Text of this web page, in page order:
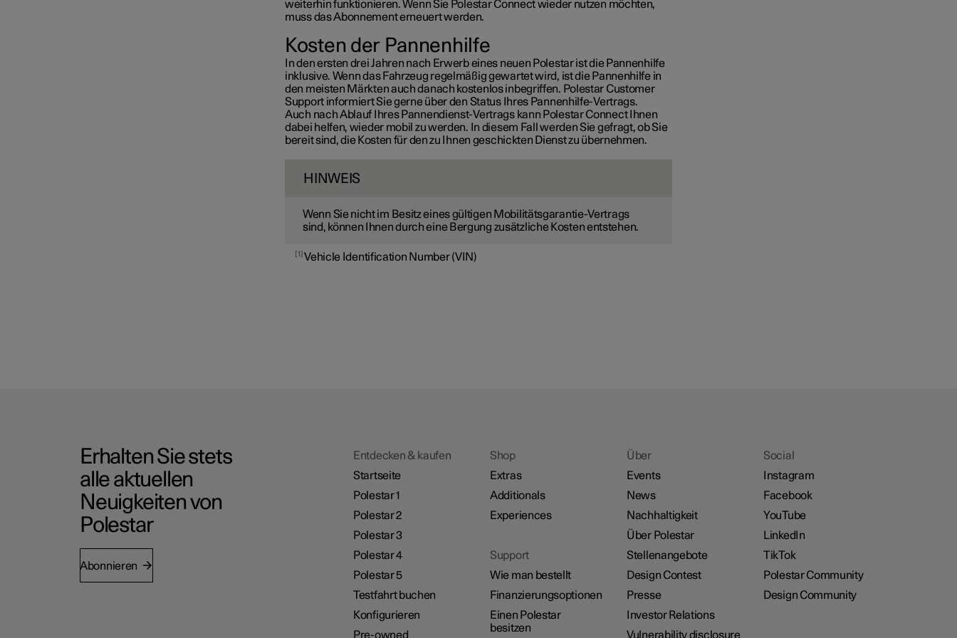
weiterhin funktionieren. Wenn Sie Polestar Connect wieder nutzen möchten,
muss das Abonnement erneuert werden.
Kosten der Pannenhilfe
In den ersten drei Jahren nach Erwerb eines neuen Polestar ist die Pannenhilfe
inklusive. Wenn das Fahrzeug regelmäßig gewartet wird, ist die Pannenhilfe in
den meisten Märkten auch danach kostenlos inbegriffen. Polestar Customer
Support informiert Sie gerne über den Status Ihres Pannenhilfe-Vertrags.
Auch nach Ablauf Ihres Pannendienst-Vertrags kann Polestar Connect Ihnen
dabei helfen, wieder mobil zu werden. In diesem Fall werden Sie gefragt, ob Sie
bereit sind, die Kosten für den zu Ihnen geschickten Dienst zu übernehmen.
HINWEIS
Wenn Sie nicht im Besitz eines gültigen Mobilitätsgarantie-Vertrags
sind, können Ihnen durch eine Bergung zusätzliche Kosten entstehen.
1 Vehicle Identification Number (VIN)
Erhalten Sie stets
alle aktuellen
Neuigkeiten von
Polestar
Abonnieren
Entdecken & kaufen
Startseite
Polestar 1
Polestar 2
Polestar 3
Polestar 4
Polestar 5
Testfahrt buchen
Konfigurieren
Pre-owned
Shop
Extras
Additionals
Experiences
Support
Wie man bestellt
Finanzierungsoptionen
Einen Polestar
besitzen
Über
Events
News
Nachhaltigkeit
Über Polestar
Stellenangebote
Design Contest
Presse
Investor Relations
Vulnerability disclosure
Social
Instagram
Facebook
YouTube
LinkedIn
TikTok
Polestar Community
Design Community